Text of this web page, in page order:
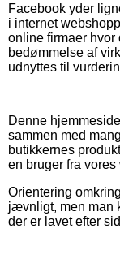
Facebook yder
i internet
online firmaer hvor
bedømmelse af
udnyttes til
Denne
sammen med
butikkernes
en bruger fra
Orientering
jævnligt, men man
der er lavet efter